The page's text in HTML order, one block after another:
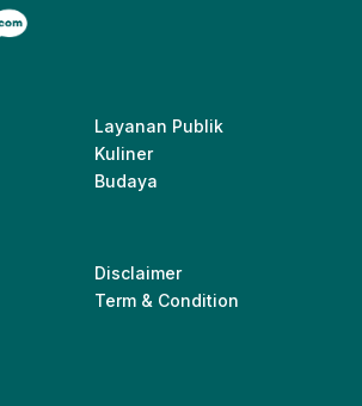
Layanan Publik
Kuliner
Budaya
Disclaimer
Term & Condition